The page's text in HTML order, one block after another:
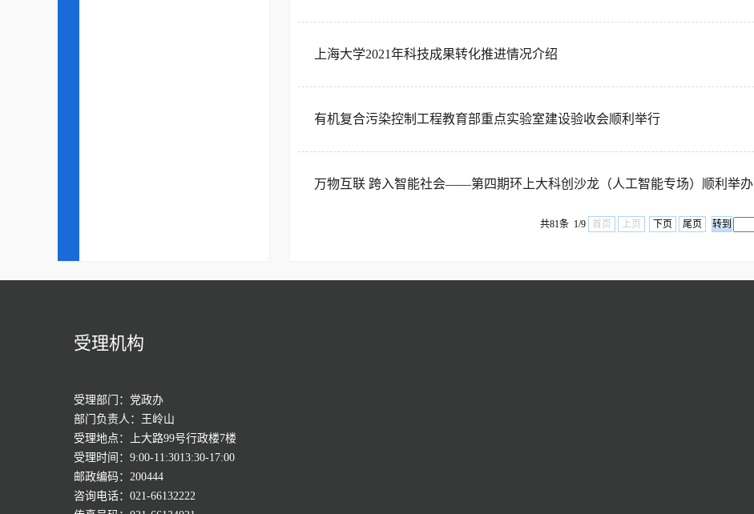
上海大学2021年科技成果转化推进情况介绍
有机复合污染控制工程教育部重点实验室建设验收会顺利举行
万物互联 跨入智能社会——第四期环上大科创沙龙（人工智能专场）顺利举办
共81条 1/9 首页 上页 下页 尾页
受理机构
受理部门：党政办
部门负责人：王岭山
受理地点：上大路99号行政楼7楼
受理时间：9:00-11:3013:30-17:00
邮政编码：200444
咨询电话：021-66132222